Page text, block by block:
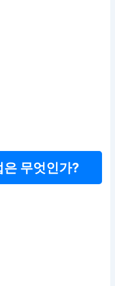
은 무엇인가?